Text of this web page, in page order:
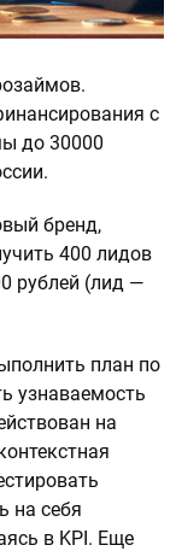
с
до 30000
бренд,
400 лидов
рублей (лид —
план по
узнаваемость
на
на себя
в KPI. Еще